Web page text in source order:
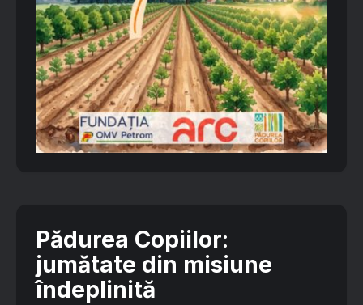
Pădurea Copiilor:
jumătate din misiune
îndeplinită